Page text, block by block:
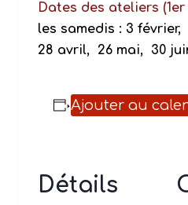
Dates des ateliers (1er
les samedis : 3
28 avril, 26 mai, 30
Ajouter au
Détails